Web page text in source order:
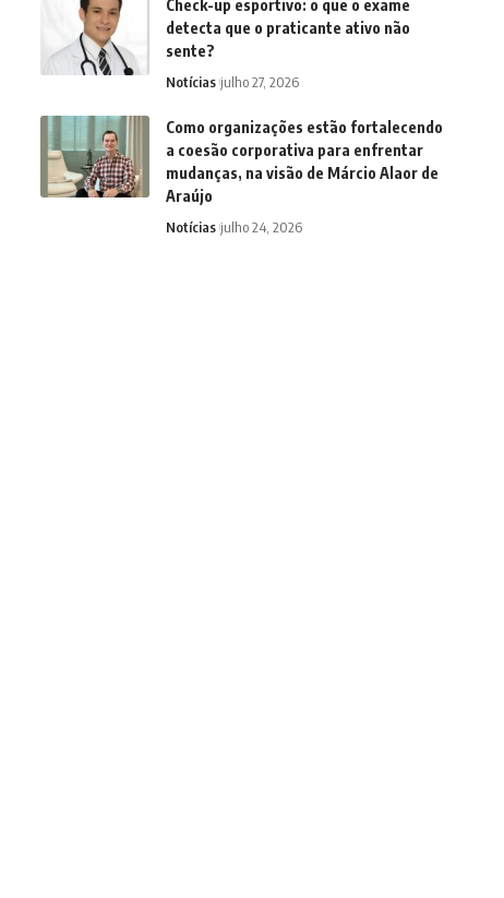
Check-up esportivo: o que o exame
detecta que o praticante ativo não
sente?
Notícias julho 27, 2026
Como organizações estão fortalecendo
a coesão corporativa para enfrentar
mudanças, na visão de Márcio Alaor de
Araújo
Notícias julho 24, 2026